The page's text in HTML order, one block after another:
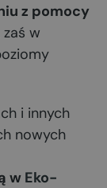
z pomocy
w
i innych
nowych
w Eko-